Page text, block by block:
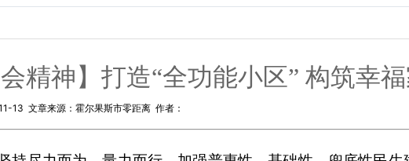
精神】打造“全功能小区” 构筑幸
13 文章来源：霍尔果斯市零距离 作者：